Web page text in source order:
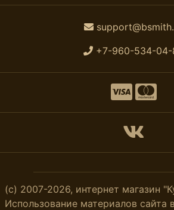
+7-960-534-04-
(с) 2007-2026, интернет магазин
Использование материалов сайта